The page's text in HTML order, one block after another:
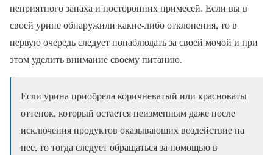
неприятного запаха и посторонних примесей. Если вы в
своей урине обнаружили какие-либо отклонения, то в
первую очередь следует понаблюдать за своей мочой и при
этом уделить внимание своему питанию.
Если урина приобрела коричневатый или красноваты
оттенок, который остается неизменным даже после
исключения продуктов оказывающих воздействие на
нее, то тогда следует обращаться за помощью в